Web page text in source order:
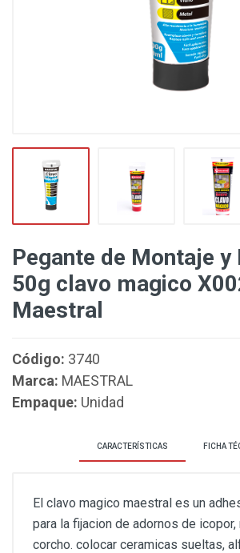
Pegante de Montaje y
50g clavo magico
Maestral
Código: 3740
Marca: MAESTRAL
Empaque: Unidad
CARACTERÍSTICAS FICHA
El clavo magico maestral es un
para la fijacion de adornos de icopor,
corcho. colocar ceramicas sueltas,